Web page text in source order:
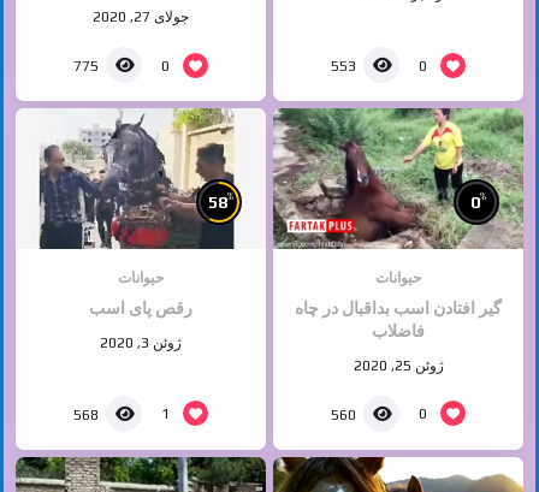
0
553
جولای 27, 2020
0
775
0%
حیوانات
گیر افتادن اسب بداقبال در چاه
فاضلاب
ژوئن 25, 2020
0
560
58%
حیوانات
رقص پای اسب
ژوئن 3, 2020
1
568